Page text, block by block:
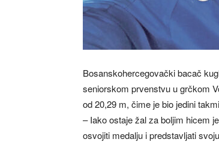
Bosanskohercegovački bacač
seniorskom prvenstvu u grčkom
od 20,29 m, čime je bio jedini
– Iako ostaje žal za boljim hicem
osvojiti medalju i predstavljati